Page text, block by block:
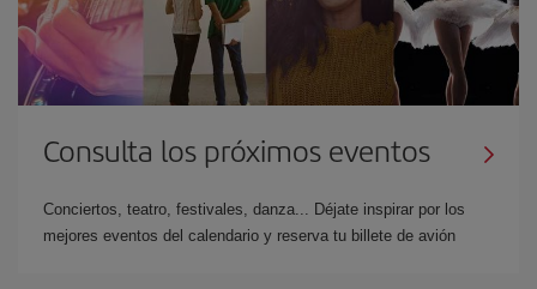
Consulta los próximos eventos
Conciertos, teatro, festivales, danza... Déjate inspirar por los
mejores eventos del calendario y reserva tu billete de avión